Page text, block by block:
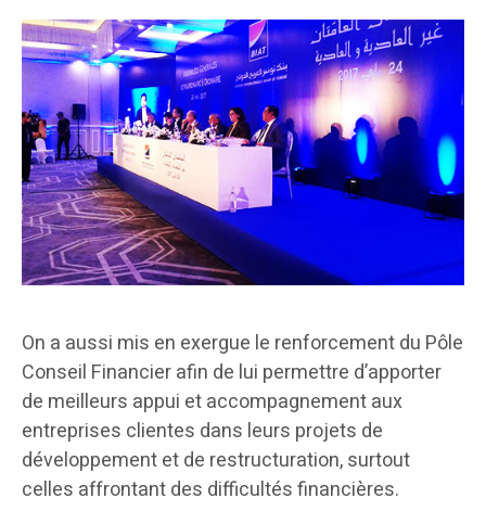
On a aussi mis en exergue le renforcement du Pôle
Conseil Financier afin de lui permettre d’apporter
de meilleurs appui et accompagnement aux
entreprises clientes dans leurs projets de
développement et de restructuration, surtout
celles affrontant des difficultés financières.